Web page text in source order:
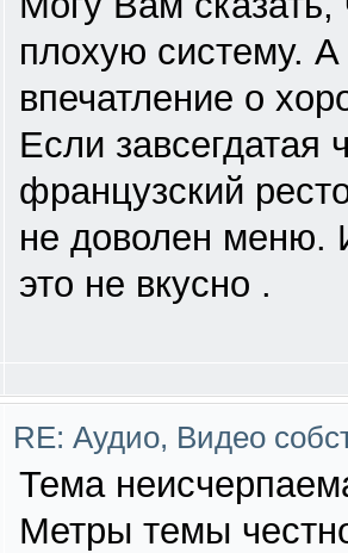
плохую систему. А
впечатление о
Если завсегдатая
французский
не доволен меню.
это не вкусно .
RE: Аудио, Видео
Тема
Метры темы